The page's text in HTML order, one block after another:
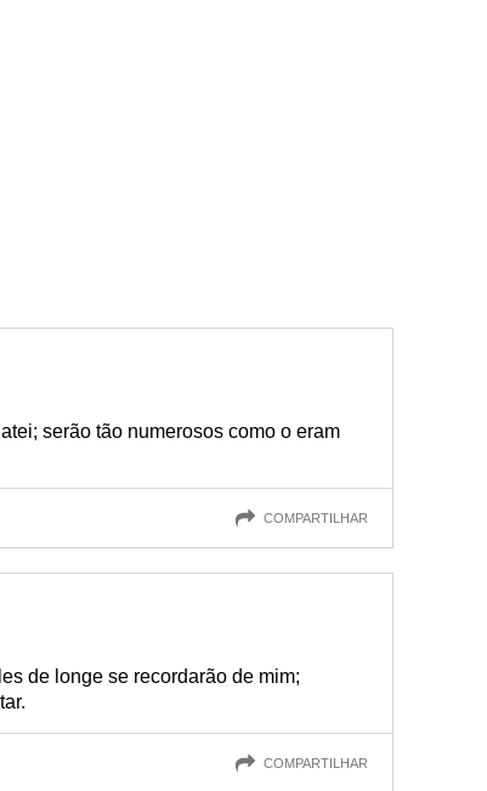
serão tão numerosos como o eram
COMPARTILHAR
de longe se recordarão de mim;
COMPARTILHAR